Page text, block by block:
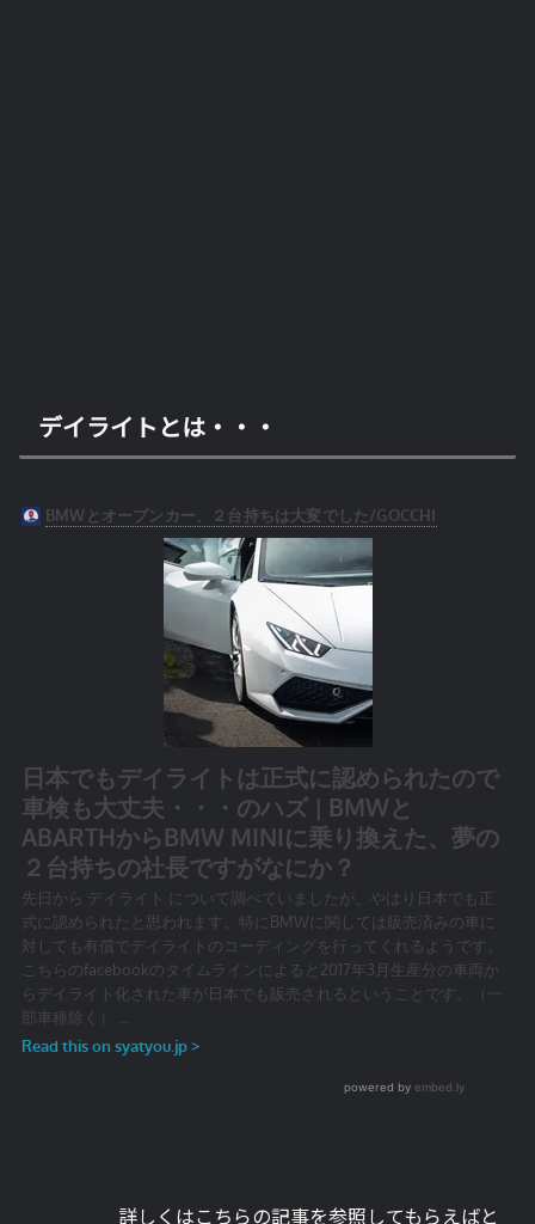
デイライトとは・・・
詳しくはこちらの記事を参照してもらえばと